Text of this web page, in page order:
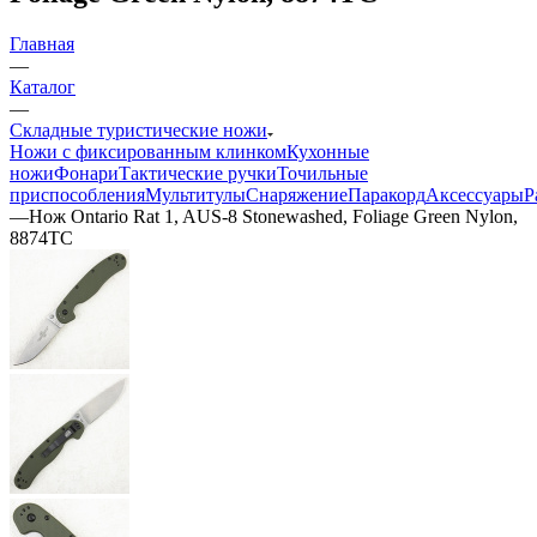
Главная
—
Каталог
—
Складные туристические ножи
Ножи с фиксированным клинкомКухонные
ножиФонариТактические ручкиТочильные
приспособленияМультитулыСнаряжениеПаракордАксессуары
—Нож Ontario Rat 1, AUS-8 Stonewashed, Foliage Green Nylon,
8874TC